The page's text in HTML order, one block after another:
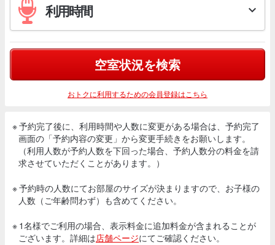
利用時間 
空室状況を検索
おトクに利用するための会員登録はこちら
※ 予約完了後に、利用時間や人数に変更がある場合は、予約完了
画面の「予約内容の変更」から変更手続きをお願いします。
（利用人数が予約人数を下回った場合、予約人数分の料金を請
求させていただくことがあります。）
※ 予約時の人数にてお部屋のサイズが決まりますので、お子様の
人数（ご年齢問わず）も含めてください。
※ 1名様でご利用の場合、表示料金に追加料金が含まれることが
ございます。詳細は店舗ページにてご確認ください。